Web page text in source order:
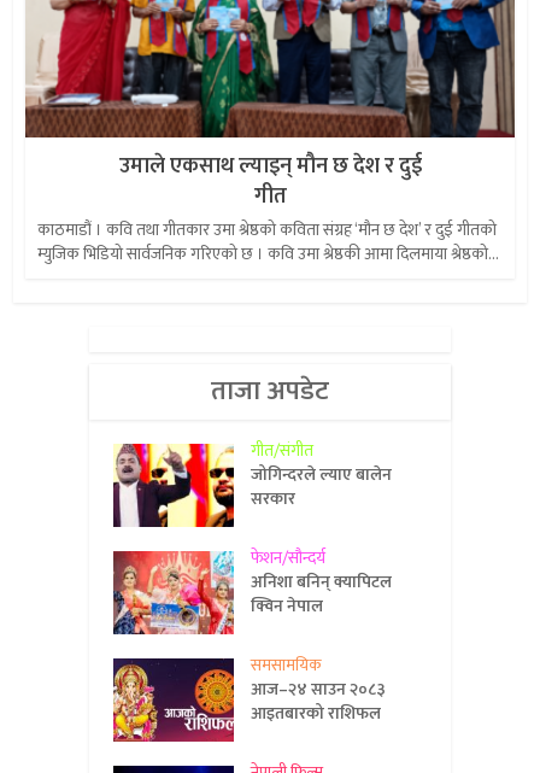
उमाले एकसाथ ल्याइन् मौन छ देश र दुई
गीत
काठमाडौं । कवि तथा गीतकार उमा श्रेष्ठको कविता संग्रह ‘मौन छ देश’ र दुई गीतको
म्युजिक भिडियो सार्वजनिक गरिएको छ । कवि उमा श्रेष्ठकी आमा दिलमाया श्रेष्ठको...
ताजा अपडेट
गीत/संगीत
जोगिन्दरले ल्याए बालेन
सरकार
फेशन/सौन्दर्य
अनिशा बनिन् क्यापिटल
क्विन नेपाल
समसामयिक
आज–२४ साउन २०८३
आइतबारको राशिफल